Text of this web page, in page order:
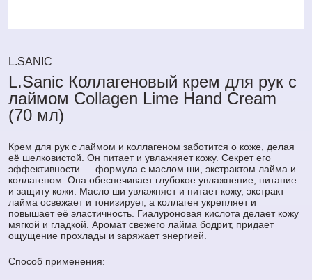
L.SANIC
L.Sanic Коллагеновый крем для рук с
лаймом Collagen Lime Hand Сream
(70 мл)
Крем для рук с лаймом и коллагеном заботится о коже, делая
её шелковистой. Он питает и увлажняет кожу. Секрет его
эффективности — формула с маслом ши, экстрактом лайма и
коллагеном. Она обеспечивает глубокое увлажнение, питание
и защиту кожи. Масло ши увлажняет и питает кожу, экстракт
лайма освежает и тонизирует, а коллаген укрепляет и
повышает её эластичность. Гиалуроновая кислота делает кожу
мягкой и гладкой. Аромат свежего лайма бодрит, придает
ощущение прохлады и заряжает энергией.
Способ применения: